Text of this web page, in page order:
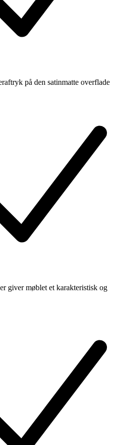
på den satinmatte overflade
giver møblet et karakteristisk og